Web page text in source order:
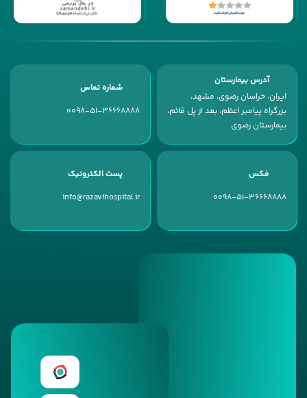
آدرس بیمارستان
ایران، خراسان رضوی، مشهد،
بزرگراه پیامبر اعظم، بعد از پل قائم،
بیمارستان رضوی
شماره تماس
0098-51-36668888
فکس
0098-51-36668888
پست الکترونیک
info@razavihospital.ir